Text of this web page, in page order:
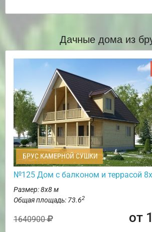
Дачные дома из
БРУС КАМЕРНОЙ СУШКИ
№125 Дом с балконом и террасой
Размер: 8х8 м
Общая площадь: 73.62
1640900 от